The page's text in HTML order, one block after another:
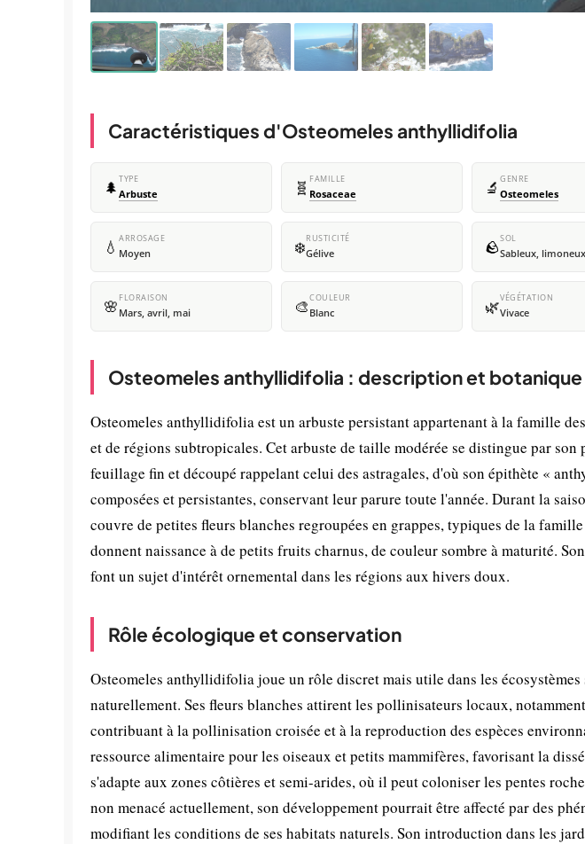
Caractéristiques d'Osteomeles anthyllidifolia
🌲 TYPE
Arbuste 🧬 FAMILLE
Rosaceae 🔬 GENRE
Osteomeles
💧 ARROSAGE
Moyen ❄️RUSTICITÉ
Gélive 🪨SOL
Sableux, limoneux
🌸 FLORAISON
Mars, avril, mai 🎨COULEUR
Blanc 🌿VÉGÉTATION
Vivace
Osteomeles anthyllidifolia : description et botanique
Osteomeles anthyllidifolia est un arbuste persistant appartenant à la famille
et de régions subtropicales. Cet arbuste de taille modérée se distingue par son
feuillage fin et découpé rappelant celui des astragales, d'où son épithète «
composées et persistantes, conservant leur parure toute l'année. Durant la
couvre de petites fleurs blanches regroupées en grappes, typiques de la
donnent naissance à de petits fruits charnus, de couleur sombre à maturité.
font un sujet d'intérêt ornemental dans les régions aux hivers doux.
Rôle écologique et conservation
Osteomeles anthyllidifolia joue un rôle discret mais utile dans les
naturellement. Ses fleurs blanches attirent les pollinisateurs locaux,
contribuant à la pollinisation croisée et à la reproduction des espèces
ressource alimentaire pour les oiseaux et petits mammifères, favorisant la
s'adapte aux zones côtières et semi-arides, où il peut coloniser les pentes
non menacé actuellement, son développement pourrait être affecté par des
modifiant les conditions de ses habitats naturels. Son introduction dans les